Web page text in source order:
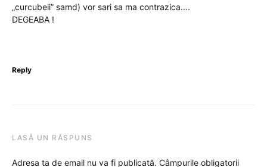
„curcubeii” samd) vor sari sa ma contrazica….
DEGEABA !
Reply
LASĂ UN RĂSPUNS
Adresa ta de email nu va fi publicată. Câmpurile obligatorii